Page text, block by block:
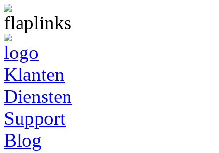
Klanten
Diensten
Support
Blog